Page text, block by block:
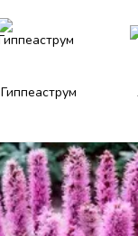
Гиппеаструм